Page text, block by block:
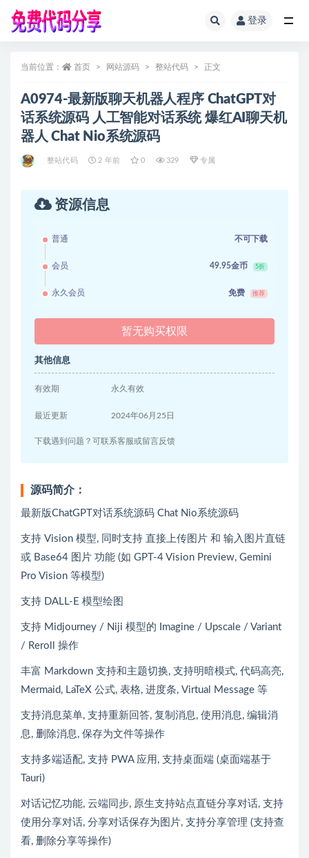
登录
当前位置： 首页 网站源码 整站代码 正文
A0974-最新版聊天机器人程序 ChatGPT对
话系统源码 人工智能对话系统 爆红AI聊天机
器人 Chat Nio系统源码
整站代码 2 年前 0 329 专属
资源信息
普通 不可下载
会员 49.95金币 5折
永久会员 免费 推荐
暂无购买权限
其他信息
有效期 永久有效
最近更新 2024年06月25日
下载遇到问题？可联系客服或留言反馈
源码简介：
最新版ChatGPT对话系统源码 Chat Nio系统源码
支持 Vision 模型, 同时支持 直接上传图片 和 输入图片直链
或 Base64 图片 功能 (如 GPT-4 Vision Preview, Gemini
Pro Vision 等模型)
支持 DALL-E 模型绘图
支持 Midjourney / Niji 模型的 Imagine / Upscale / Variant
/ Reroll 操作
丰富 Markdown 支持和主题切换, 支持明暗模式, 代码高亮,
Mermaid, LaTeX 公式, 表格, 进度条, Virtual Message 等
支持消息菜单, 支持重新回答, 复制消息, 使用消息, 编辑消
息, 删除消息, 保存为文件等操作
支持多端适配, 支持 PWA 应用, 支持桌面端 (桌面端基于
Tauri)
对话记忆功能, 云端同步, 原生支持站点直链分享对话, 支持
使用分享对话, 分享对话保存为图片, 支持分享管理 (支持查
看, 删除分享等操作)